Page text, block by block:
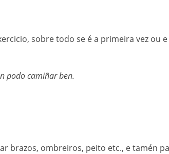
sobre todo se é a primeira vez ou e
podo camiñar ben.
brazos, ombreiros, peito etc., e tamén